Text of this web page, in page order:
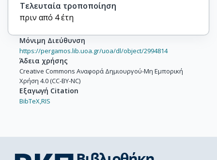
Τελευταία τροποποίηση
πριν από 4 έτη
Μόνιμη Διεύθυνση
https://pergamos.lib.uoa.gr/uoa/dl/object/2994814
Άδεια χρήσης
Creative Commons Αναφορά Δημιουργού-Μη Εμπορική
Χρήση 4.0 (CC-BY-NC)
Εξαγωγή Citation
BibTeX,RIS